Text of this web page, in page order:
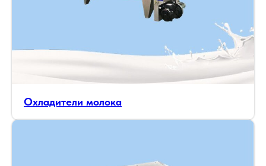
Охладители молока